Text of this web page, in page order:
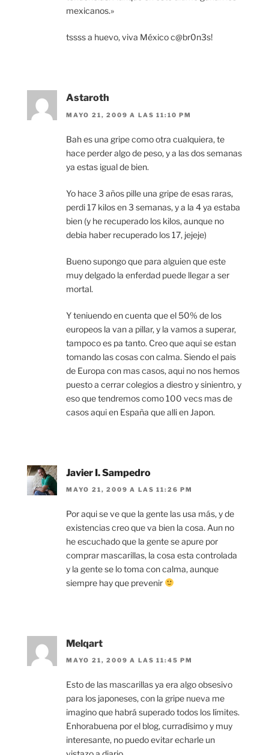
mexicanos.»
tssss a huevo, viva México c@br0n3s!
Astaroth
MAYO 21, 2009 A LAS 11:10 PM
Bah es una gripe como otra cualquiera, te
hace perder algo de peso, y a las dos semanas
ya estas igual de bien.
Yo hace 3 años pille una gripe de esas raras,
perdi 17 kilos en 3 semanas, y a la 4 ya estaba
bien (y he recuperado los kilos, aunque no
debia haber recuperado los 17, jejeje)
Bueno supongo que para alguien que este
muy delgado la enferdad puede llegar a ser
mortal.
Y teniuendo en cuenta que el 50% de los
europeos la van a pillar, y la vamos a superar,
tampoco es pa tanto. Creo que aqui se estan
tomando las cosas con calma. Siendo el pais
de Europa con mas casos, aqui no nos hemos
puesto a cerrar colegios a diestro y sinientro, y
eso que tendremos como 100 vecs mas de
casos aqui en España que alli en Japon.
Javier I. Sampedro
MAYO 21, 2009 A LAS 11:26 PM
Por aqui se ve que la gente las usa más, y de
existencias creo que va bien la cosa. Aun no
he escuchado que la gente se apure por
comprar mascarillas, la cosa esta controlada
y la gente se lo toma con calma, aunque
siempre hay que prevenir
Melqart
MAYO 21, 2009 A LAS 11:45 PM
Esto de las mascarillas ya era algo obsesivo
para los japoneses, con la gripe nueva me
imagino que habrá superado todos los límites.
Enhorabuena por el blog, curradísimo y muy
interesante, no puedo evitar echarle un